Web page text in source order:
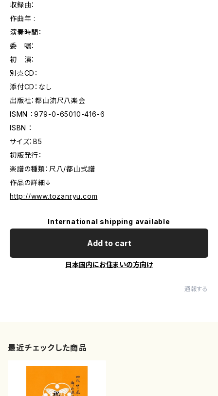
収録曲：
作曲年 :
演奏時間：
委 嘱：
初 演：
別売CD：
添付CD：なし
出版社：都山流尺八楽会
ISMN ：979-0-65010-416-6
ISBN ：
サイズ：B5
初版発行：
楽譜の種類：尺八/都山式譜
作品の詳細↓
http://www.tozanryu.com
International shipping available
Add to cart
日本国内にお住まいの方向け
通報する
最近チェックした商品